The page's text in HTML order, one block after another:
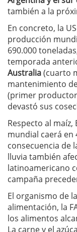
también a la
En concreto, la
producción
690.000
temporada
Australia(cuarto
mantenimiento
(primer
devastó sus
Respecto al
mundial caerá en
consecuencia de
lluvia también
latinoamericano
campaña
El organismo de
alimentación, la
los alimentos
La carne y el